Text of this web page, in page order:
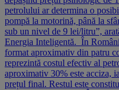
petrolului ar determina o
pompă la motorină, până la
sub un nivel de 9 lei/litru”,
Energia Inteligentă. În
format aproximativ din patru
reprezintă costul efectiv al
aproximativ 30% este acciza,
prețul final. Restul este